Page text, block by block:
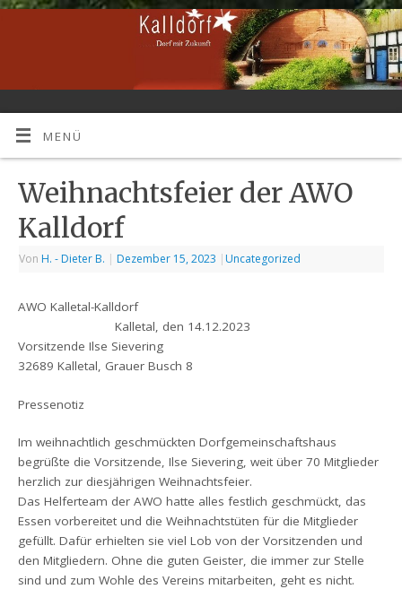
MENÜ
Weihnachtsfeier der AWO
Kalldorf
Von H. - Dieter B. | Dezember 15, 2023 | Uncategorized
AWO Kalletal-Kalldorf
Kalletal, den 14.12.2023
Vorsitzende Ilse Sievering
32689 Kalletal, Grauer Busch 8
Pressenotiz
Im weihnachtlich geschmückten Dorfgemeinschaftshaus
begrüßte die Vorsitzende, Ilse Sievering, weit über 70 Mitglieder
herzlich zur diesjährigen Weihnachtsfeier.
Das Helferteam der AWO hatte alles festlich geschmückt, das
Essen vorbereitet und die Weihnachtstüten für die Mitglieder
gefüllt. Dafür erhielten sie viel Lob von der Vorsitzenden und
den Mitgliedern. Ohne die guten Geister, die immer zur Stelle
sind und zum Wohle des Vereins mitarbeiten, geht es nicht.